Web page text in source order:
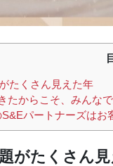
たくさん見えた年
たからこそ、みんな
S&Eパートナーズはお
がたくさん